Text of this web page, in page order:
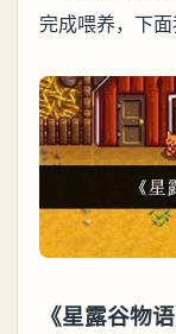
完成喂养，下
《星露谷物